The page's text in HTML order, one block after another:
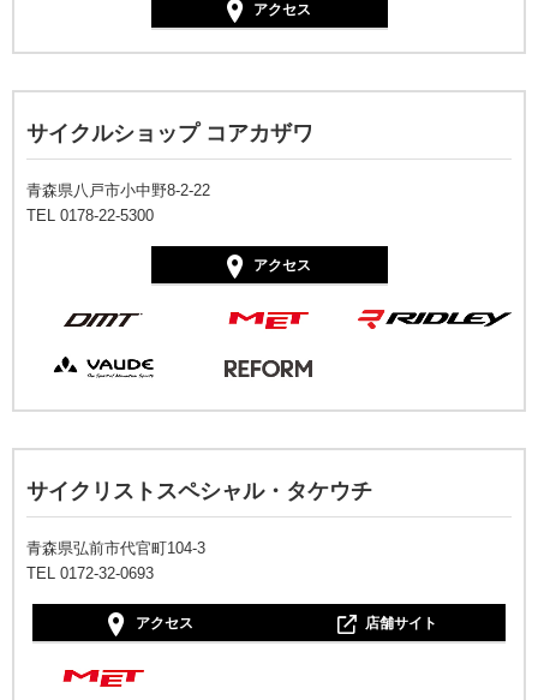
アクセス
サイクルショップ コアカザワ
青森県八戸市小中野8-2-22
TEL 0178-22-5300
アクセス
サイクリストスペシャル・タケウチ
青森県弘前市代官町104-3
TEL 0172-32-0693
アクセス 店舗サイト